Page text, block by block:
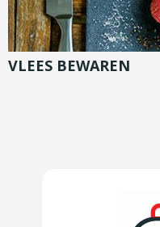
VLEES BEWAREN